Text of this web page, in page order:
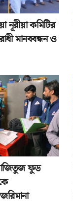
নূরীয়া কমিটির
মানববন্ধন ও
ফুড